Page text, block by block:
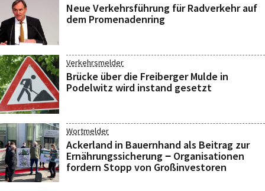
Neue Verkehrsführung für Radverkehr auf
dem Promenadenring
Verkehrsmelder
Brücke über die Freiberger Mulde in
Podelwitz wird instand gesetzt
Wortmelder
Ackerland in Bauernhand als Beitrag zur
Ernährungssicherung ‒ Organisationen
fordern Stopp von Großinvestoren